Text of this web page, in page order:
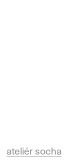
ateliér socha